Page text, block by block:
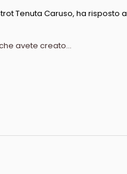
Tenuta Caruso, ha risposto a
avete creato...